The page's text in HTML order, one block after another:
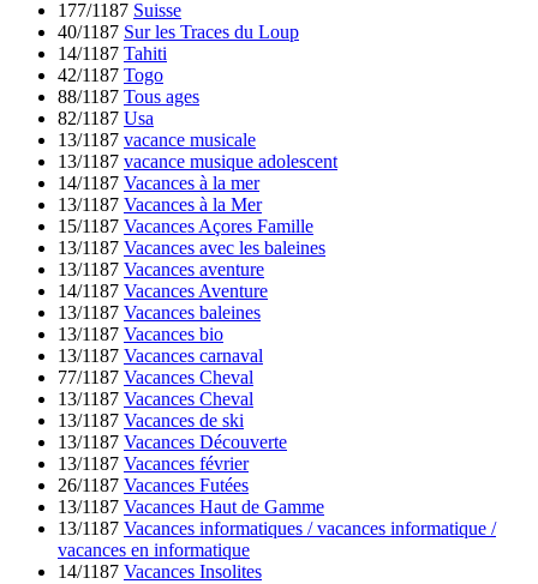
177/1187 Suisse
40/1187 Sur les Traces du Loup
14/1187 Tahiti
42/1187 Togo
88/1187 Tous ages
82/1187 Usa
13/1187 vacance musicale
13/1187 vacance musique adolescent
14/1187 Vacances à la mer
13/1187 Vacances à la Mer
15/1187 Vacances Açores Famille
13/1187 Vacances avec les baleines
13/1187 Vacances aventure
14/1187 Vacances Aventure
13/1187 Vacances baleines
13/1187 Vacances bio
13/1187 Vacances carnaval
77/1187 Vacances Cheval
13/1187 Vacances Cheval
13/1187 Vacances de ski
13/1187 Vacances Découverte
13/1187 Vacances février
26/1187 Vacances Futées
13/1187 Vacances Haut de Gamme
13/1187 Vacances informatiques / vacances informatique /
vacances en informatique
14/1187 Vacances Insolites